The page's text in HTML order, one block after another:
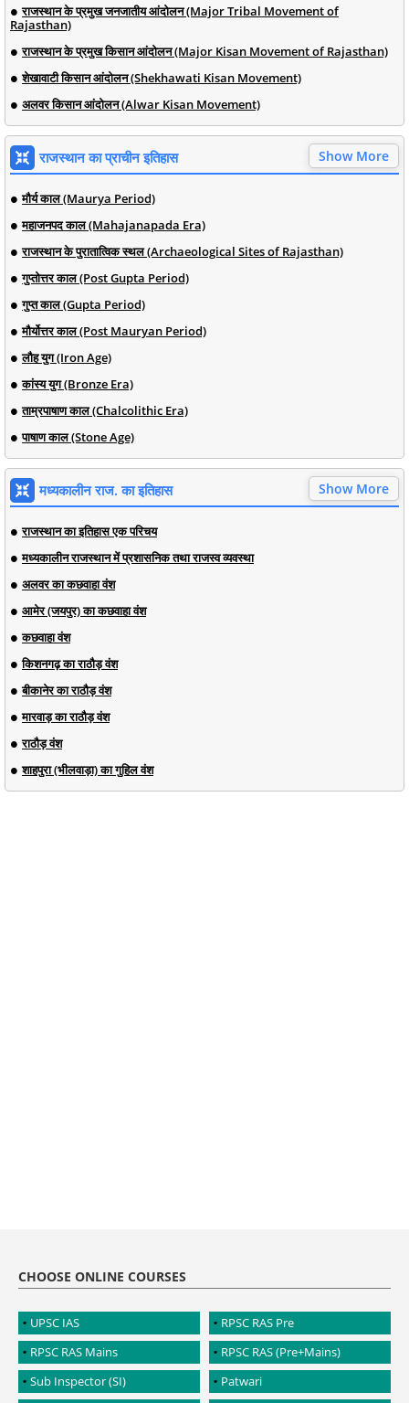
राजस्थान के प्रमुख जनजातीय आंदोलन (Major Tribal Movement of
Rajasthan)
राजस्थान के प्रमुख किसान आंदोलन (Major Kisan Movement of Rajasthan)
शेखावाटी किसान आंदोलन (Shekhawati Kisan Movement)
अलवर किसान आंदोलन (Alwar Kisan Movement)
राजस्थान का प्राचीन इतिहास Show More
मौर्य काल (Maurya Period)
महाजनपद काल (Mahajanapada Era)
राजस्थान के पुरातात्विक स्थल (Archaeological Sites of Rajasthan)
गुप्तोत्तर काल (Post Gupta Period)
गुप्त काल (Gupta Period)
मौर्योत्तर काल (Post Mauryan Period)
लौह युग (Iron Age)
कांस्य युग (Bronze Era)
ताम्रपाषाण काल (Chalcolithic Era)
पाषाण काल (Stone Age)
मध्यकालीन राज. का इतिहास Show More
राजस्थान का इतिहास एक परिचय
मध्यकालीन राजस्थान में प्रशासनिक तथा राजस्व व्यवस्था
अलवर का कछवाहा वंश
आमेर (जयपुर) का कछवाहा वंश
कछवाहा वंश
किशनगढ़ का राठौड़ वंश
बीकानेर का राठौड़ वंश
मारवाड़ का राठौड़ वंश
राठौड़ वंश
शाहपुरा (भीलवाड़ा) का गुहिल वंश
CHOOSE ONLINE COURSES
UPSC IAS
RPSC RAS Pre
RPSC RAS Mains
RPSC RAS (Pre+Mains)
Sub Inspector (SI)
Patwari